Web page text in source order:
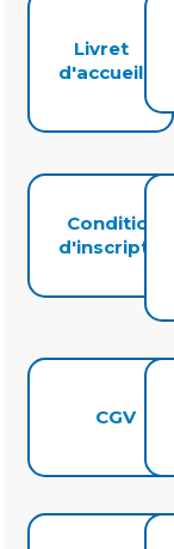
Livret
d'accueil
Conditions
d'inscription
CGV